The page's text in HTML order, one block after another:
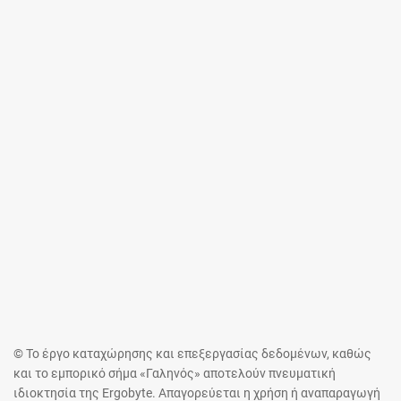
© Το έργο καταχώρησης και επεξεργασίας δεδομένων, καθώς
και το εμπορικό σήμα «Γαληνός» αποτελούν πνευματική
ιδιοκτησία της Ergobyte. Απαγορεύεται η χρήση ή αναπαραγωγή